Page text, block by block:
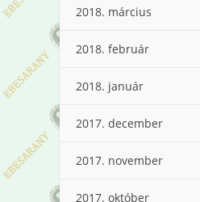
2018. március
2018. február
2018. január
2017. december
2017. november
2017. október